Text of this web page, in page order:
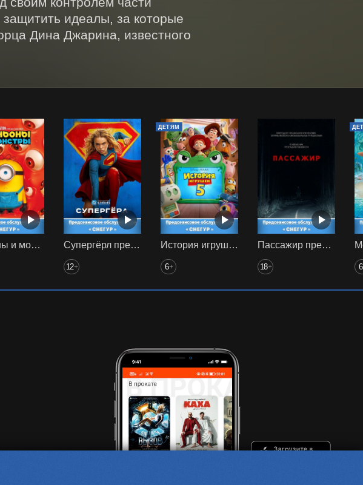
идеалы, за которые
Дина Джарина, известного
Миньоны и монстры предс. обсл. Снегур Супергёрл предс. обсл. Снегур
12+
ДЕТЯМ
История игрушек 5 предс. обсл. Снегур
6+
Пассажир предс. обсл. Снегур
18+ 6